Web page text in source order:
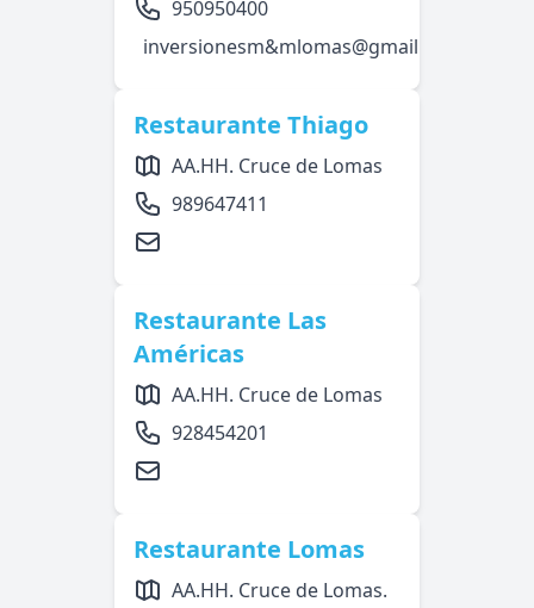
950950400
inversionesm&mlomas@gmail.com
Restaurante Thiago
AA.HH. Cruce de Lomas
989647411
Restaurante Las
Américas
AA.HH. Cruce de Lomas
928454201
Restaurante Lomas
AA.HH. Cruce de Lomas.